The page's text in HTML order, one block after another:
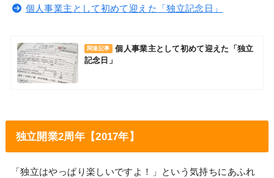
個人事業主として初めて迎えた「独立記念日」
関連記事
個人事業主として初めて迎えた「独立
記念日」
独立開業2周年【2017年】
「独立はやっぱり楽しいですよ！」という気持ちにあふれ